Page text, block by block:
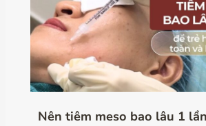
Nên tiêm meso bao lâu 1